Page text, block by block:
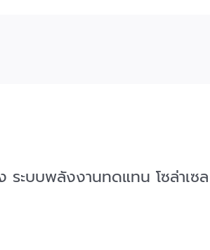
ะบบพลังงานทดแทน โซล่าเซ